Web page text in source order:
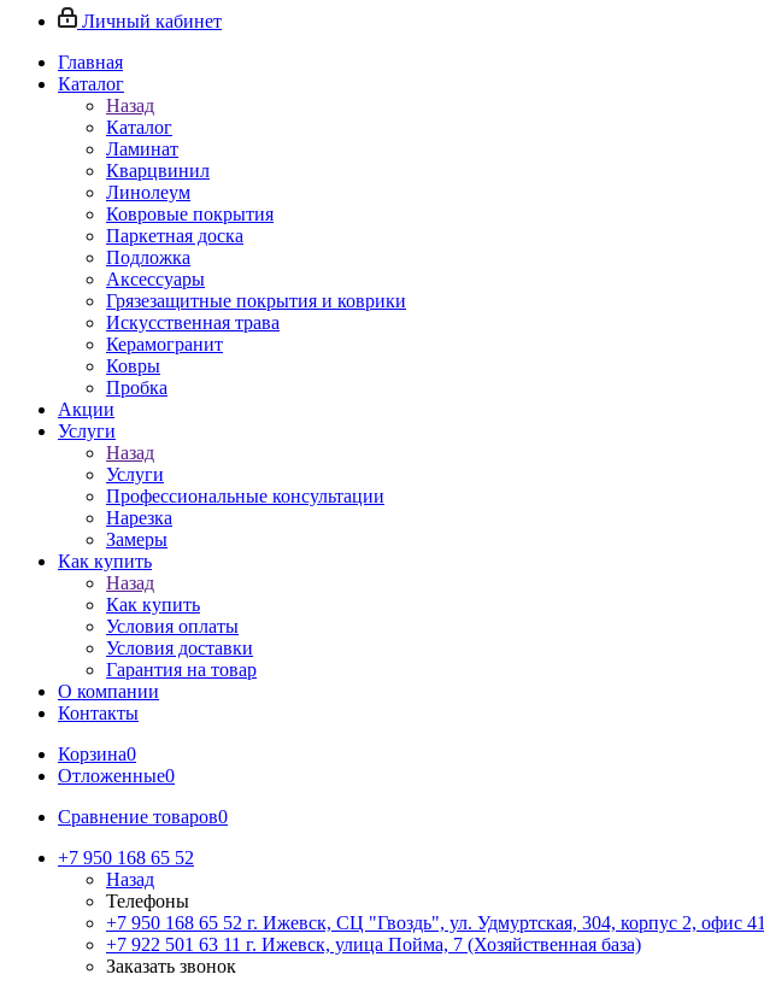
Личный кабинет
Главная
Каталог
Назад
Каталог
Ламинат
Кварцвинил
Линолеум
Ковровые покрытия
Паркетная доска
Подложка
Аксессуары
Грязезащитные покрытия и коврики
Искусственная трава
Керамогранит
Ковры
Пробка
Акции
Услуги
Назад
Услуги
Профессиональные консультации
Нарезка
Замеры
Как купить
Назад
Как купить
Условия оплаты
Условия доставки
Гарантия на товар
О компании
Контакты
Корзина0
Отложенные0
Сравнение товаров0
+7 950 168 65 52
Назад
Телефоны
+7 950 168 65 52 г. Ижевск, СЦ "Гвоздь", ул. Удмуртская, 304, корпус 2, офис 41
+7 922 501 63 11 г. Ижевск, улица Пойма, 7 (Хозяйственная база)
Заказать звонок